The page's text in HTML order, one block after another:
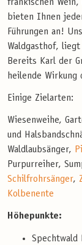
fränkischen
bieten Ihnen
Führungen an!
Waldgasthof,
Bereits Karl der
heilende Wirkung
Einige Zielarten:
Wiesenweihe,
und
Waldlaubsänger,
Purpurreiher,
Schilfrohrsänger,
Kolbenente
Höhepunkte:
Spechtwald